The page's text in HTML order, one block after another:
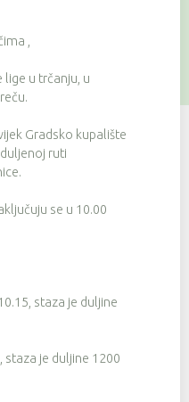
,
lige u trčanju, u
Gradsko kupalište
ruti
se u 10.00
staza je duljine
staza je duljine 1200